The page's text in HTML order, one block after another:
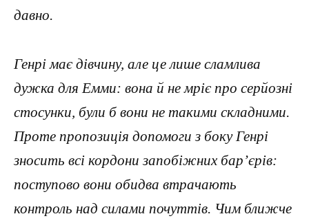
давно.
Генрі має дівчину, але це лише сламлива
дужка для Емми: вона й не мріє про серйозні
стосунки, були б вони не такими складними.
Проте пропозиція допомоги з боку Генрі
зносить всі кордони запобіжних бар’єрів:
поступово вони обидва втрачають
контроль над силами почуттів. Чим ближче